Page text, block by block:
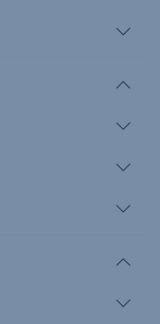
Csökkenés